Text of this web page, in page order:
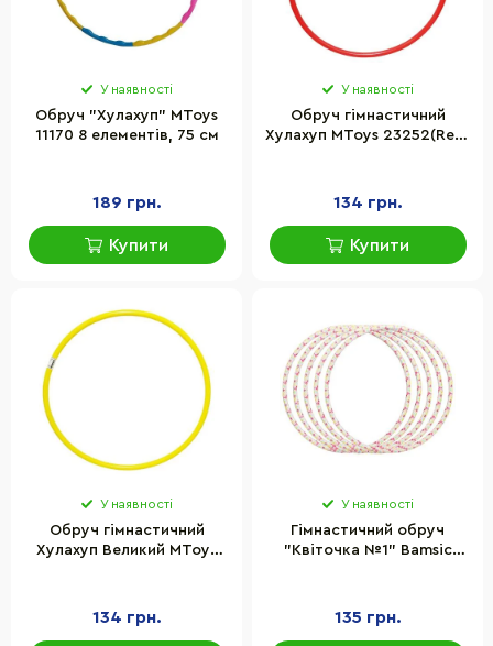
У наявності
Обруч "Хулахуп" MToys
11170 8 елементів, 75 см
189 грн.
Купити
У наявності
Обруч гімнастичний
Хулахуп MToys 23252(Red)
134 грн.
Купити
У наявності
Обруч гімнастичний
Хулахуп Великий MToys
134 грн.
У наявності
Гімнастичний обруч
"Квіточка №1" Bamsic
135 грн.